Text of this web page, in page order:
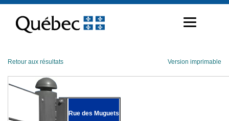
contenu
Retour aux résultats Version imprimable
Rue des Muguets